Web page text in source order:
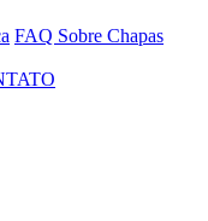
FAQ Sobre Chapas